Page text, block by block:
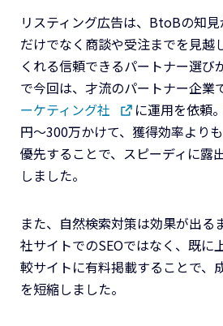
リスティング広告は、BtoBの知
だけでなく商談や受注までを見越
くれる信頼できるパートナー選び
で今回は、才流のパートナー企業
ーケティング社
に運用を依頼
円〜300万かけて、獲得効率より
優先することで、スピーディに露
しました。
また、自然検索対策は効果が出る
社サイトでのSEOではなく、既に
較サイトに有料掲載することで、
を短縮しました。